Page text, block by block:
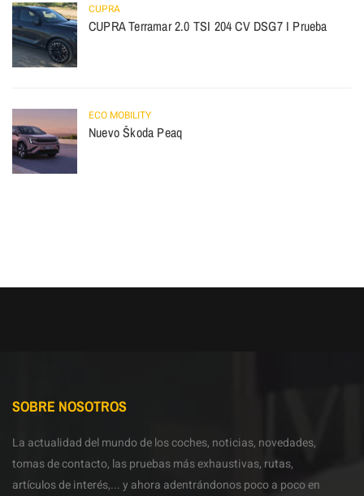
CUPRA
CUPRA Terramar 2.0 TSI 204 CV DSG7 I Prueba
ECO MOBILITY
Nuevo Škoda Peaq
SOBRE NOSOTROS
La actualidad del mundo de los coches, noticias, novedades,
tomas de contacto, las pruebas más exhaustivas, rutas,
artículos de interés,... y ahora adentrándonos poco a poco en